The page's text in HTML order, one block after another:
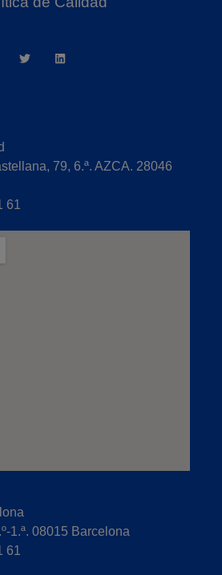
79, 6.ª. AZCA. 28046
61
1.ª. 08015 Barcelona
61